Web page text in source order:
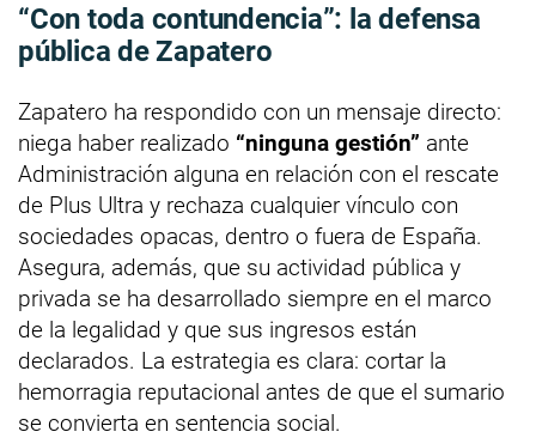
“Con toda contundencia”: la defensa
pública de Zapatero
Zapatero ha respondido con un mensaje directo:
niega haber realizado “ninguna gestión” ante
Administración alguna en relación con el rescate
de Plus Ultra y rechaza cualquier vínculo con
sociedades opacas, dentro o fuera de España.
Asegura, además, que su actividad pública y
privada se ha desarrollado siempre en el marco
de la legalidad y que sus ingresos están
declarados. La estrategia es clara: cortar la
hemorragia reputacional antes de que el sumario
se convierta en sentencia social.